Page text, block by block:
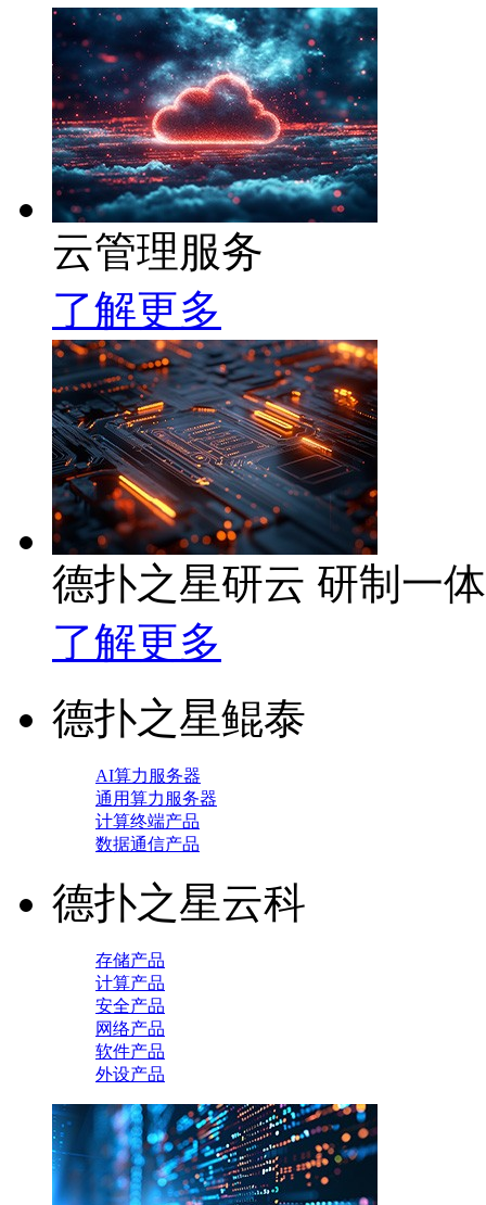
云管理服务
了解更多
德扑之星研云 研制一
了解更多
德扑之星鲲泰
AI算力服务器
通用算力服务器
计算终端产品
数据通信产品
德扑之星云科
存储产品
计算产品
安全产品
网络产品
软件产品
外设产品